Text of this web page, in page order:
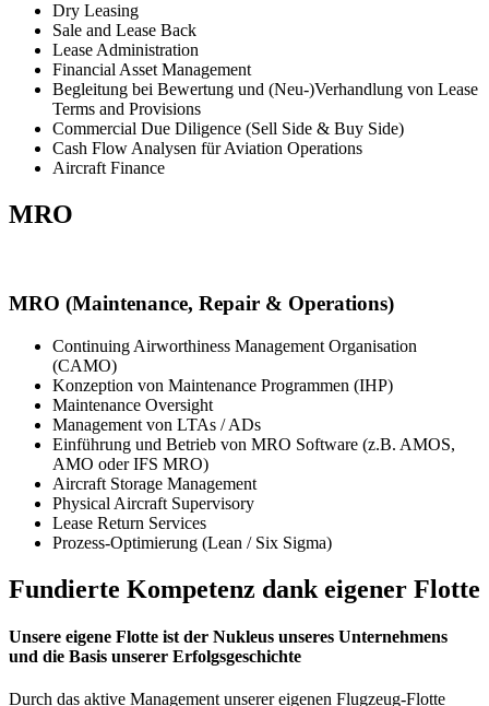
Dry Leasing
Sale and Lease Back
Lease Administration
Financial Asset Management
Begleitung bei Bewertung und (Neu-)Verhandlung von Lease
Terms and Provisions
Commercial Due Diligence (Sell Side & Buy Side)
Cash Flow Analysen für Aviation Operations
Aircraft Finance
MRO
MRO (Maintenance, Repair & Operations)
Continuing Airworthiness Management Organisation
(CAMO)
Konzeption von Maintenance Programmen (IHP)
Maintenance Oversight
Management von LTAs / ADs
Einführung und Betrieb von MRO Software (z.B. AMOS,
AMO oder IFS MRO)
Aircraft Storage Management
Physical Aircraft Supervisory
Lease Return Services
Prozess-Optimierung (Lean / Six Sigma)
Fundierte Kompetenz dank eigener Flotte
Unsere eigene Flotte ist der Nukleus unseres Unternehmens
und die Basis unserer Erfolgsgeschichte
Durch das aktive Management unserer eigenen Flugzeug-Flotte